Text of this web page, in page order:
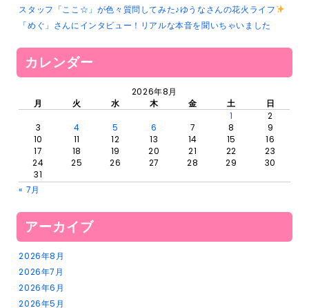
スタッフ「ここ☆」が色々質問してみた♪ゆうなさんの花火ライフ
「めぐ」さんにインタビュー！リアルな本音を聞いちゃいました
カレンダー
2026年8月
月
火 水 木 金 土
日
1
2
3
4 5 6 7 8
9
10
11 12 13 14 15
16
17
18 19 20 21 22
23
24
25 26 27 28 29
30
31
« 7月
アーカイブ
2026年8月
2026年7月
2026年6月
2026年5月